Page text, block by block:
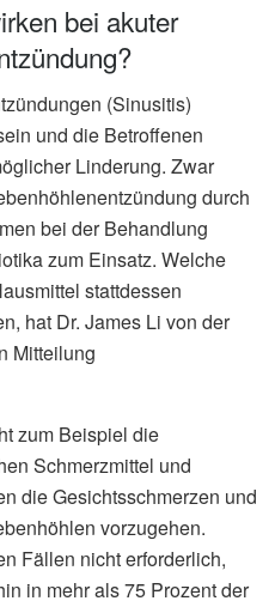
bei akuter
(Sinusitis)
und die Betroffenen
Linderung. Zwar
durch
bei der Behandlung
zum Einsatz. Welche
stattdessen
hat Dr. James Li von der
Mitteilung
zum Beispiel die
Schmerzmittel und
die Gesichtsschmerzen und
vorzugehen.
Fällen nicht erforderlich,
in mehr als 75 Prozent der